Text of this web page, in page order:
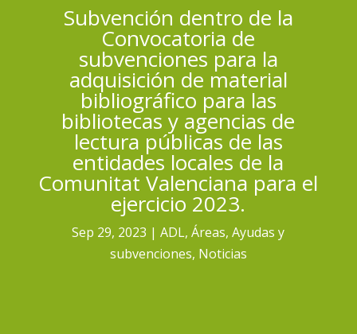
Subvención dentro de la
Convocatoria de
subvenciones para la
adquisición de material
bibliográfico para las
bibliotecas y agencias de
lectura públicas de las
entidades locales de la
Comunitat Valenciana para el
ejercicio 2023.
Sep 29, 2023 ADL,Áreas,Ayudas y
subvenciones, Noticias